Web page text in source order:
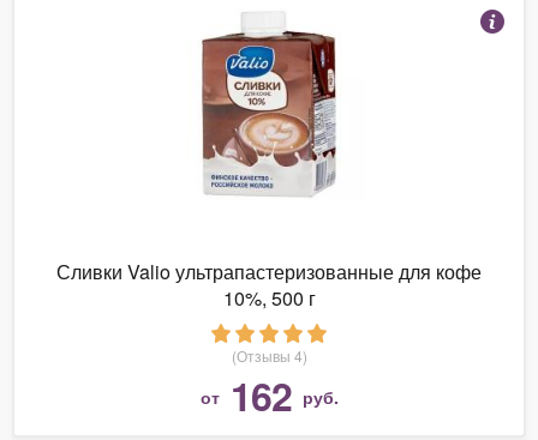
Сливки Valio ультрапастеризованные для кофе
10%, 500 г
(Отзывы 4)
от 162 руб.